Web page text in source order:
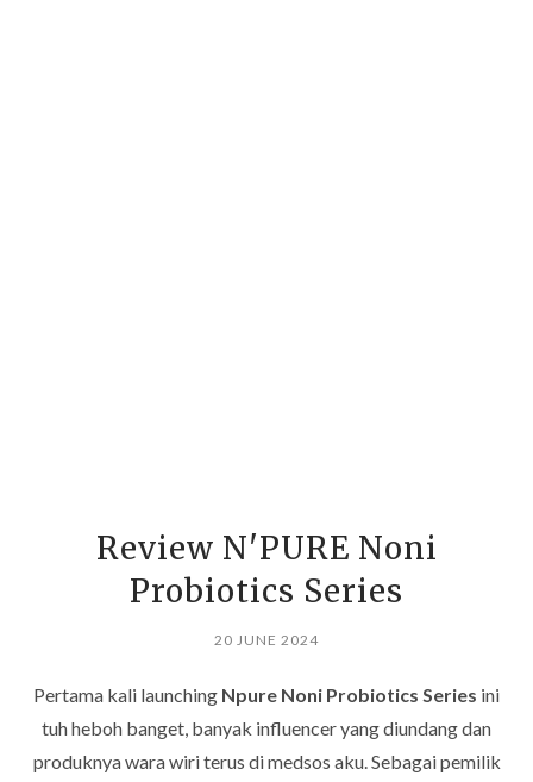
Review N'PURE Noni
Probiotics Series
20 JUNE 2024
Pertama kali launching Npure Noni Probiotics Series ini
tuh heboh banget, banyak influencer yang diundang dan
produknya wara wiri terus di medsos aku. Sebagai pemilik